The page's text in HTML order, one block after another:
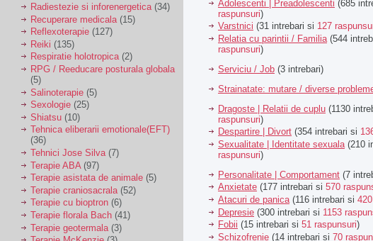
Radiestezie si inforenergetica(34)
Recuperare medicala (15)
Reflexoterapie (127)
Reiki (135)
Respiratie holotropica(2)
RPG / Reeducare posturala globala
(5)
Salinoterapie (5)
Sexologie (25)
Shiatsu (10)
Tehnica eliberarii emotionale(EFT)
(36)
Tehnici Jose Silva(7)
Terapie ABA (97)
Terapie asistata de animale (5)
Terapie craniosacrala (52)
Terapie cu bioptron (6)
Terapie florala Bach (41)
Terapie geotermala (3)
Adolescenti | Preadolescenti (685
raspunsuri)
Varstnici (31 intrebari si 127
Relatia cu parintii / Familia (544
raspunsuri)
Serviciu / Job (3 intrebari)
Strainatate: mutare / diverse
Dragoste | Relatii de cuplu (1130
raspunsuri)
Despartire | Divort (354 intrebari si
Sexualitate | Identitate sexuala (210
raspunsuri)
Personalitate | Comportament (7
Anxietate (177 intrebari si 570
Atacuri de panica(116 intrebari si
Depresie (300 intrebari si 1153
Fobii (15 intrebari si 51 raspunsuri)
Schizofrenie (14 intrebari si 70